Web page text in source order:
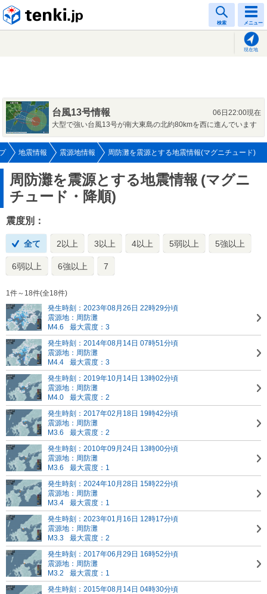
検索 メニュー
現在地
台風13号情報
06日22:00現在
大型で強い台風13号が南大東島の北約80kmを西に進んでいます
地震情報 震源地情報 周防灘を震源とする地震情報(マグニチュード)
周防灘を震源とする地震情報 (マグニ
チュード・降順)
震度別：
全て 2以上 3以上 4以上 5弱以上 5強以上
6弱以上 6強以上 7
1件～18件(全18件)
発生時刻：2023年08月26日 22時29分頃
震源地：周防灘
M4.6
最大震度：3
発生時刻：2014年08月14日 07時51分頃
震源地：周防灘
M4.4
最大震度：3
発生時刻：2019年10月14日 13時02分頃
震源地：周防灘
M4.0
最大震度：2
発生時刻：2017年02月18日 19時42分頃
震源地：周防灘
M3.6
最大震度：2
発生時刻：2010年09月24日 13時00分頃
震源地：周防灘
M3.6
最大震度：1
発生時刻：2024年10月28日 15時22分頃
震源地：周防灘
M3.4
最大震度：1
発生時刻：2023年01月16日 12時17分頃
震源地：周防灘
M3.3
最大震度：2
発生時刻：2017年06月29日 16時52分頃
震源地：周防灘
M3.2
最大震度：1
発生時刻：2015年08月14日 04時30分頃